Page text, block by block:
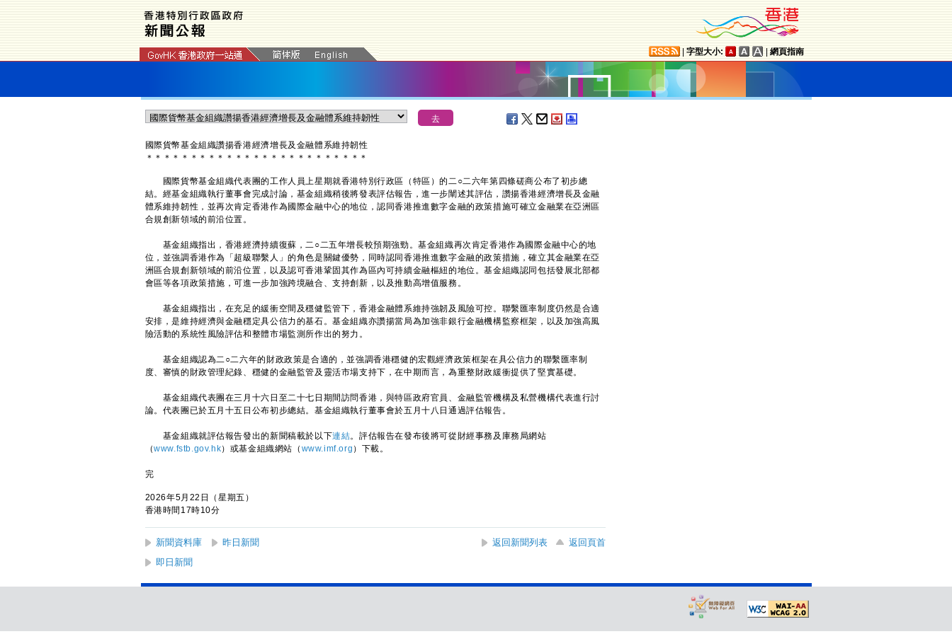
字型大小: 網頁指南
​國際貨幣基金組織讚揚香港經濟增長及金融體系維持韌性
＊ ＊ ＊ ＊ ＊ ＊ ＊ ＊ ＊ ＊ ＊ ＊ ＊ ＊ ＊ ＊ ＊ ＊ ＊ ＊ ＊ ＊ ＊ ＊ ＊
國際貨幣基金組織代表團的工作人員上星期就香港特別行政區（特區）的二○二六年第四條磋商公布了初步總
結。經基金組織執行董事會完成討論，基金組織稍後將發表評估報告，進一步闡述其評估，讚揚香港經濟增長及金融
體系維持韌性，並再次肯定香港作為國際金融中心的地位，認同香港推進數字金融的政策措施可確立金融業在亞洲區
合規創新領域的前沿位置。
基金組織指出，香港經濟持續復蘇，二○二五年增長較預期強勁。基金組織再次肯定香港作為國際金融中心的地
位，並強調香港作為「超級聯繫人」的角色是關鍵優勢，同時認同香港推進數字金融的政策措施，確立其金融業在亞
洲區合規創新領域的前沿位置，以及認可香港鞏固其作為區內可持續金融樞紐的地位。基金組織認同包括發展北部都
會區等各項政策措施，可進一步加強跨境融合、支持創新，以及推動高增值服務。
基金組織指出，在充足的緩衝空間及穩健監管下，香港金融體系維持強韌及風險可控。聯繫匯率制度仍然是合適
安排，是維持經濟與金融穩定具公信力的基石。基金組織亦讚揚當局為加強非銀行金融機構監察框架，以及加強高風
險活動的系統性風險評估和整體市場監測所作出的努力。
基金組織認為二○二六年的財政政策是合適的，並強調香港穩健的宏觀經濟政策框架在具公信力的聯繫匯率制
度、審慎的財政管理紀錄、穩健的金融監管及靈活市場支持下，在中期而言，為重整財政緩衝提供了堅實基礎。
基金組織代表團在三月十六日至二十七日期間訪問香港，與特區政府官員、金融監管機構及私營機構代表進行討
論。代表團已於五月十五日公布初步總結。基金組織執行董事會於五月十八日通過評估報告。
基金組織就評估報告發出的新聞稿載於以下連結。評估報告在發布後將可從財經事務及庫務局網站
（www.fstb.gov.hk）或基金組織網站（ www.imf.org ）下載。
完
2026年5月22日（星期五）
香港時間17時10分
新聞資料庫 昨日新聞 返回新聞列表
返回頁首
即日新聞